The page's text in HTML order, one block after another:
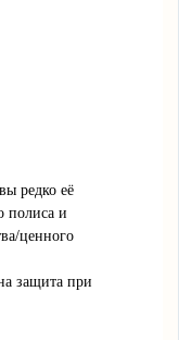
редко её
полиса и
ценного
защита при